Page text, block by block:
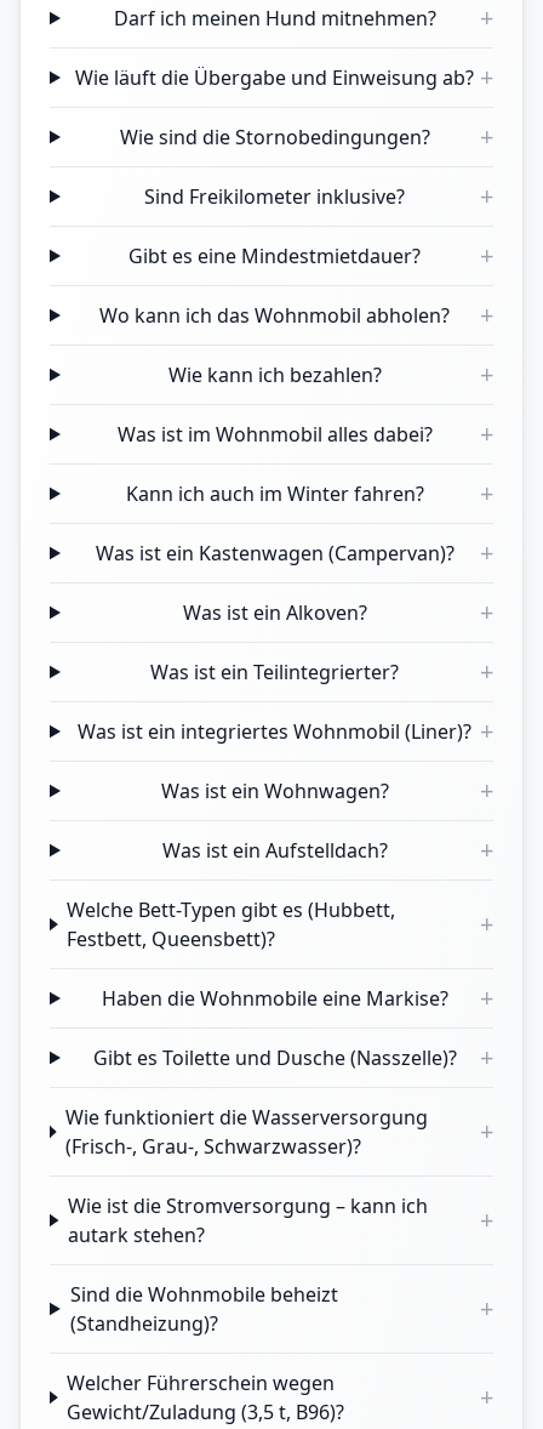
Darf ich meinen Hund mitnehmen? +
Wie läuft die Übergabe und Einweisung ab? +
Wie sind die Stornobedingungen? +
Sind Freikilometer inklusive? +
Gibt es eine Mindestmietdauer? +
Wo kann ich das Wohnmobil abholen? +
Wie kann ich bezahlen? +
Was ist im Wohnmobil alles dabei? +
Kann ich auch im Winter fahren? +
Was ist ein Kastenwagen (Campervan)? +
Was ist ein Alkoven? +
Was ist ein Teilintegrierter? +
Was ist ein integriertes Wohnmobil (Liner)? +
Was ist ein Wohnwagen? +
Was ist ein Aufstelldach? +
Welche Bett-Typen gibt es (Hubbett,
Festbett, Queensbett)?
+
Haben die Wohnmobile eine Markise? +
Gibt es Toilette und Dusche (Nasszelle)? +
Wie funktioniert die Wasserversorgung
(Frisch-, Grau-, Schwarzwasser)?
+
Wie ist die Stromversorgung – kann ich
autark stehen?
+
Sind die Wohnmobile beheizt
(Standheizung)?
+
Welcher Führerschein wegen
Gewicht/Zuladung (3,5 t, B96)?
+